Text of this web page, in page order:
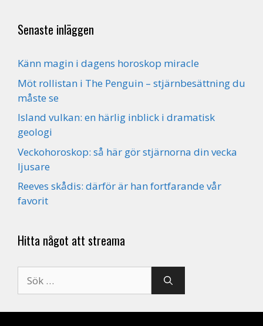
Senaste inläggen
Känn magin i dagens horoskop miracle
Möt rollistan i The Penguin – stjärnbesättning du
måste se
Island vulkan: en härlig inblick i dramatisk
geologi
Veckohoroskop: så här gör stjärnorna din vecka
ljusare
Reeves skådis: därför är han fortfarande vår
favorit
Hitta något att streama
efter: